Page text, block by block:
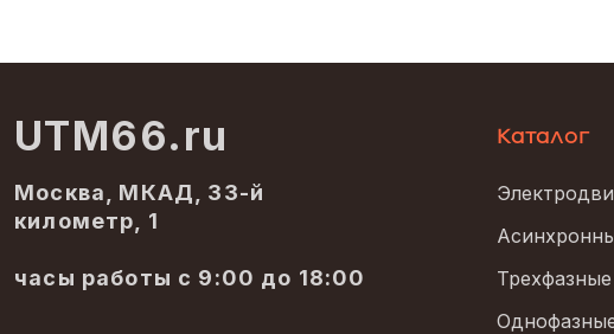
UTM66.ru
Москва, МКАД, 33-й
километр, 1
часы работы с 9:00 до 18:00
Каталог